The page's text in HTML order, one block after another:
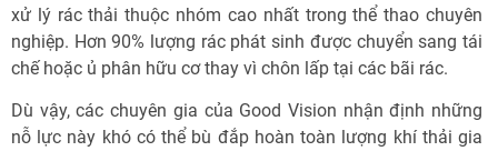
xử lý rác thải thuộc nhóm cao nhất trong thể thao chuyên
nghiệp. Hơn 90% lượng rác phát sinh được chuyển sang tái
chế hoặc ủ phân hữu cơ thay vì chôn lấp tại các bãi rác.
Dù vậy, các chuyên gia của Good Vision nhận định những
nỗ lực này khó có thể bù đắp hoàn toàn lượng khí thải gia